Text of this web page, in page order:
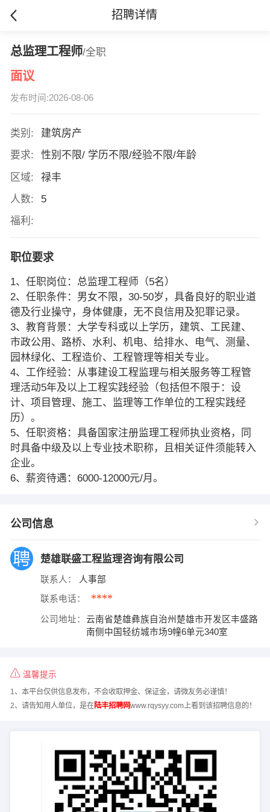
招聘详情
总监理工程师/全职
面议
发布时间:2026-08-06
类别:
建筑房产
要求:
性别不限/ 学历不限/经验不限/年龄
区域:
禄丰
人数:
5
福利:
职位要求
1、任职岗位：总监理工程师（5名）
2、任职条件：男女不限，30-50岁，具备良好的职业道
德及行业操守，身体健康，无不良信用及犯罪记录。
3、教育背景：大学专科或以上学历，建筑、工民建、
市政公用、路桥、水利、机电、给排水、电气、测量、
园林绿化、工程造价、工程管理等相关专业。
4、工作经验：从事建设工程监理与相关服务等工程管
理活动5年及以上工程实践经验（包括但不限于：设
计、项目管理、施工、监理等工作单位的工程实践经
历）。
5、任职资格：具备国家注册监理工程师执业资格，同
时具备中级及以上专业技术职称，且相关证件须能转入
企业。
6、薪资待遇：6000-12000元/月。
公司信息
楚雄联盛工程监理咨询有限公司
联系人： 人事部
联系电话： ****
公司地址：
云南省楚雄彝族自治州楚雄市开发区丰盛路
南侧中国轻纺城市场9幢6单元340室
温馨提示
1、本平台仅供信息发布，不会收取押金、保证金，请微友务必谨慎！
2、请告知用人单位，是在陆丰招聘网www.rqysyy.com上看到该招聘信息的！